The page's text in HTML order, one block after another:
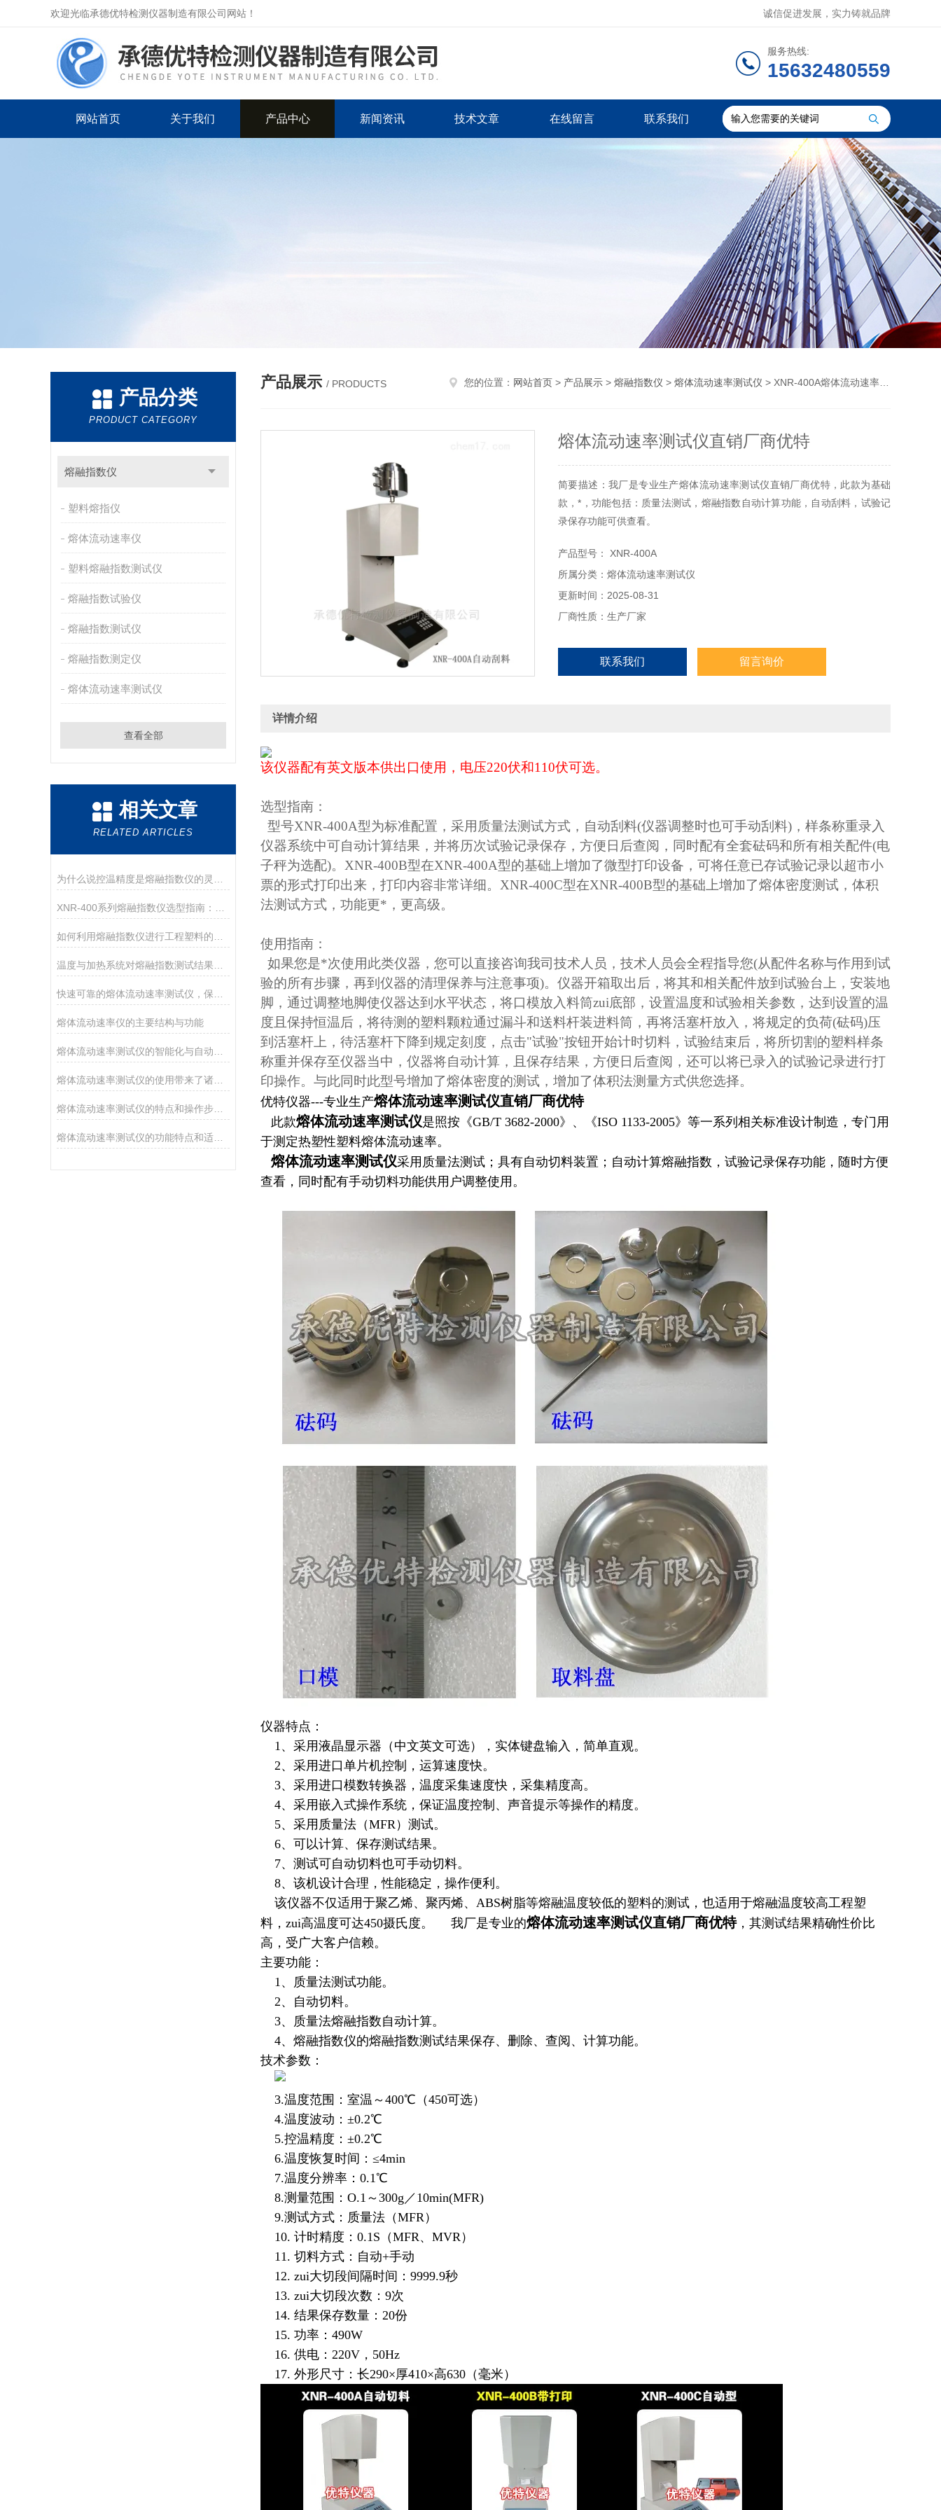
欢迎光临承德优特检测仪器制造有限公司网站！ 诚信促进发展，实力铸就品牌
服务热线:
15632480559
网站首页 关于我们 产品中心 新闻资讯 技术文章 在线留言 联系我们
产品分类
PRODUCT CATEGORY
熔融指数仪
塑料熔指仪
熔体流动速率仪
塑料熔融指数测试仪
熔融指数试验仪
熔融指数测试仪
熔融指数测定仪
熔体流动速率测试仪
查看全部
相关文章
RELATED ARTICLES
熔体流动速率仪的主要结构与功能
熔体流动速率测试仪的使用带来了诸多好处
熔体流动速率测试仪的特点和操作步骤说明
熔体流动速率测试仪的功能特点和适用范围
产品展示 / PRODUCTS 您的位置： 网站首页 > 产品展示 > 熔融指数仪 > 熔体流动速率测试仪 > XNR-400A熔体流动速率测试仪直销厂商优特
熔体流动速率测试仪直销厂商优特
简要描述：我厂是专业生产熔体流动速率测试仪直销厂商优特，此款为基础
款，*，功能包括：质量法测试，熔融指数自动计算功能，自动刮料，试验记
录保存功能可供查看。
产品型号： XNR-400A
所属分类：熔体流动速率测试仪
更新时间：2025-08-31
厂商性质：生产厂家
联系我们 留言询价
详情介绍
该仪器配有英文版本供出口使用，电压220伏和110伏可选。
选型指南：
型号XNR-400A型为标准配置，采用质量法测试方式，自动刮料(仪器调整时也可手动刮料)，样条称重录入
仪器系统中可自动计算结果，并将历次试验记录保存，方便日后查阅，同时配有全套砝码和所有相关配件(电
子秤为选配)。XNR-400B型在XNR-400A型的基础上增加了微型打印设备，可将任意已存试验记录以超市小
票的形式打印出来，打印内容非常详细。XNR-400C型在XNR-400B型的基础上增加了熔体密度测试，体积
法测试方式，功能更*，更高级。
使用指南：
如果您是*次使用此类仪器，您可以直接咨询我司技术人员，技术人员会全程指导您(从配件名称与作用到试
验的所有步骤，再到仪器的清理保养与注意事项)。仪器开箱取出后，将其和相关配件放到试验台上，安装地
脚，通过调整地脚使仪器达到水平状态，将口模放入料筒zui底部，设置温度和试验相关参数，达到设置的温
度且保持恒温后，将待测的塑料颗粒通过漏斗和送料杆装进料筒，再将活塞杆放入，将规定的负荷(砝码)压
到活塞杆上，待活塞杆下降到规定刻度，点击"试验"按钮开始计时切料，试验结束后，将所切割的塑料样条
称重并保存至仪器当中，仪器将自动计算，且保存结果，方便日后查阅，还可以将已录入的试验记录进行打
印操作。与此同时此型号增加了熔体密度的测试，增加了体积法测量方式供您选择。
优特仪器---专业生产熔体流动速率测试仪直销厂商优特
此款熔体流动速率测试仪是照按《GB/T 3682-2000》、《ISO 1133-2005》等一系列相关标准设计制造，专门用
于测定热塑性塑料熔体流动速率。
熔体流动速率测试仪采用质量法测试；具有自动切料装置；自动计算熔融指数，试验记录保存功能，随时方便
查看，同时配有手动切料功能供用户调整使用。
仪器特点：
1、采用液晶显示器（中文英文可选），实体键盘输入，简单直观。
2、采用进口单片机控制，运算速度快。
3、采用进口模数转换器，温度采集速度快，采集精度高。
4、采用嵌入式操作系统，保证温度控制、声音提示等操作的精度。
5、采用质量法（MFR）测试。
6、可以计算、保存测试结果。
7、测试可自动切料也可手动切料。
8、该机设计合理，性能稳定，操作便利。
该仪器不仅适用于聚乙烯、聚丙烯、ABS树脂等熔融温度较低的塑料的测试，也适用于熔融温度较高工程塑
料，zui高温度可达450摄氏度。 我厂是专业的熔体流动速率测试仪直销厂商优特，其测试结果精确性价比
高，受广大客户信赖。
主要功能：
1、质量法测试功能。
2、自动切料。
3、质量法熔融指数自动计算。
4、 熔融指数仪的熔融指数测试结果保存、删除、查阅、计算功能。
技术参数：
3.温度范围：室温～400℃（450可选）
4.温度波动：±0.2℃
5.控温精度：±0.2℃
6.温度恢复时间：≤4min
7.温度分辨率：0.1℃
8.测量范围：O.1～300g／10min(MFR)
9.测试方式：质量法（MFR）
10. 计时精度：0.1S（MFR、MVR）
11. 切料方式：自动+手动
12. zui大切段间隔时间：9999.9秒
13. zui大切段次数：9次
14. 结果保存数量：20份
15. 功率：490W
16. 供电：220V，50Hz
17. 外形尺寸：长290×厚410×高630（毫米）